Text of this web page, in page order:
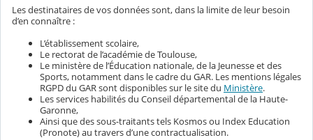
Les destinataires de vos données sont, dans la limite de leur besoin
d’en connaître :
L’établissement scolaire,
Le rectorat de l’académie de Toulouse,
Le ministère de l’Éducation nationale, de la Jeunesse et des
Sports, notamment dans le cadre du GAR. Les mentions légales
RGPD du GAR sont disponibles sur le site du Ministère.
Les services habilités du Conseil départemental de la Haute-
Garonne,
Ainsi que des sous-traitants tels Kosmos ou Index Education
(Pronote) au travers d’une contractualisation.